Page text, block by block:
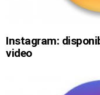
Instagram:
video